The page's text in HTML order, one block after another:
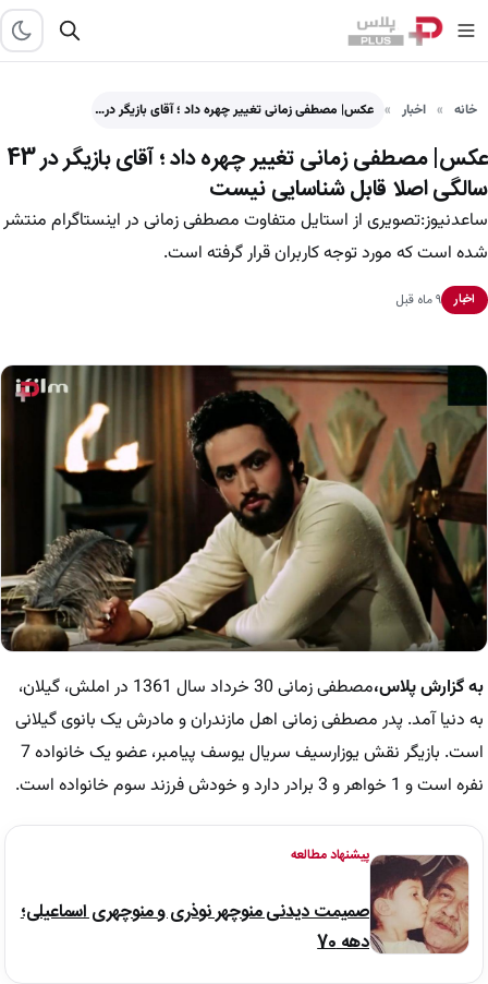
خانه اخبار عکس| مصطفی زمانی تغییر چهره داد ؛ آقای بازیگر در…
عکس| مصطفی زمانی تغییر چهره داد ؛ آقای بازیگر در 43
سالگی اصلا قابل شناسایی نیست
ساعدنیوز:تصویری از استایل متفاوت مصطفی زمانی در اینستاگرام منتشر
شده است که مورد توجه کاربران قرار گرفته است.
اخبار ۹ ماه قبل
به گزارش پلاس،
مصطفی زمانی 30 خرداد سال 1361 در املش، گیلان،
به دنیا آمد. پدر مصطفی زمانی اهل مازندران و مادرش یک بانوی گیلانی
است. بازیگر نقش یوزارسیف سریال یوسف پیامبر، عضو یک خانواده 7
نفره است و 1 خواهر و 3 برادر دارد و خودش فرزند سوم خانواده است.
پیشنهاد مطالعه
صمیمت دیدنی منوچهر نوذری و منوچهری اسماعیلی؛
دهه 70